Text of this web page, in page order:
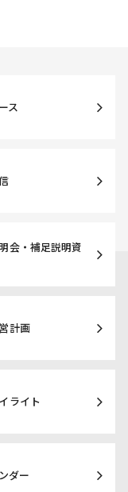
ス
会・補足説明資
計画
ライト
ダー